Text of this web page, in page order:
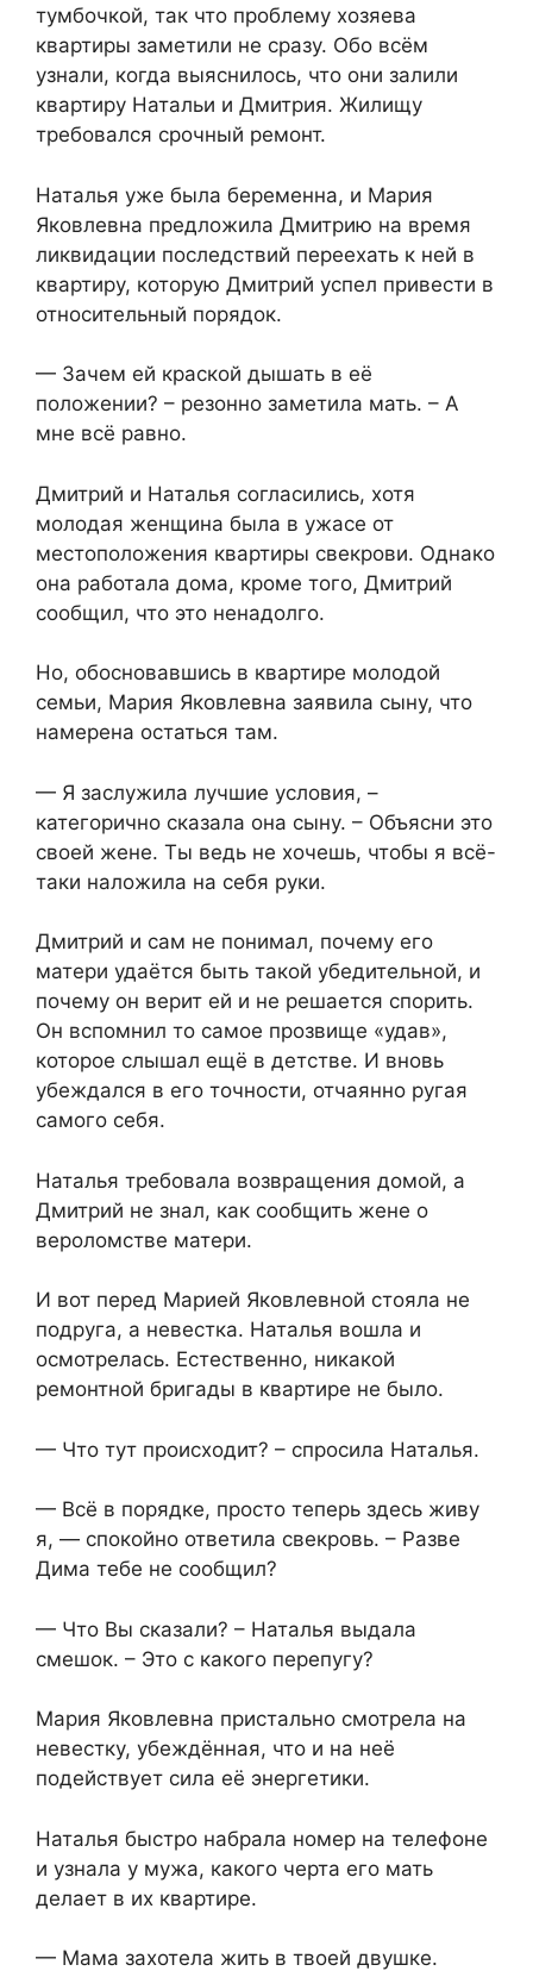
тумбочкой, так что проблему хозяева
квартиры заметили не сразу. Обо всём
узнали, когда выяснилось, что они залили
квартиру Натальи и Дмитрия. Жилищу
требовался срочный ремонт.
Наталья уже была беременна, и Мария
Яковлевна предложила Дмитрию на время
ликвидации последствий переехать к ней в
квартиру, которую Дмитрий успел привести в
относительный порядок.
— Зачем ей краской дышать в её
положении? – резонно заметила мать. – А
мне всё равно.
Дмитрий и Наталья согласились, хотя
молодая женщина была в ужасе от
местоположения квартиры свекрови. Однако
она работала дома, кроме того, Дмитрий
сообщил, что это ненадолго.
Но, обосновавшись в квартире молодой
семьи, Мария Яковлевна заявила сыну, что
намерена остаться там.
— Я заслужила лучшие условия, –
категорично сказала она сыну. – Объясни это
своей жене. Ты ведь не хочешь, чтобы я всё-
таки наложила на себя руки.
Дмитрий и сам не понимал, почему его
матери удаётся быть такой убедительной, и
почему он верит ей и не решается спорить.
Он вспомнил то самое прозвище «удав»,
которое слышал ещё в детстве. И вновь
убеждался в его точности, отчаянно ругая
самого себя.
Наталья требовала возвращения домой, а
Дмитрий не знал, как сообщить жене о
вероломстве матери.
И вот перед Марией Яковлевной стояла не
подруга, а невестка. Наталья вошла и
осмотрелась. Естественно, никакой
ремонтной бригады в квартире не было.
— Что тут происходит? – спросила Наталья.
— Всё в порядке, просто теперь здесь живу
я, — спокойно ответила свекровь. – Разве
Дима тебе не сообщил?
— Что Вы сказали? – Наталья выдала
смешок. – Это с какого перепугу?
Мария Яковлевна пристально смотрела на
невестку, убеждённая, что и на неё
подействует сила её энергетики.
Наталья быстро набрала номер на телефоне
и узнала у мужа, какого черта его мать
делает в их квартире.
— Мама захотела жить в твоей двушке.